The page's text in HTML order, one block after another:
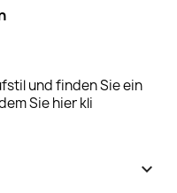
und finden Sie ein
Sie hier kli
